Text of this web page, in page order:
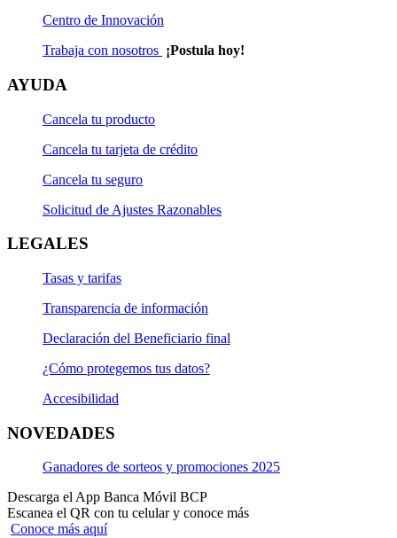
Centro de Innovación
Trabaja con nosotros ¡Postula hoy!
AYUDA
Cancela tu producto
Cancela tu tarjeta de crédito
Cancela tu seguro
Solicitud de Ajustes Razonables
LEGALES
Tasas y tarifas
Transparencia de información
Declaración del Beneficiario final
¿Cómo protegemos tus datos?
Accesibilidad
NOVEDADES
Ganadores de sorteos y promociones 2025
Descarga el App Banca Móvil BCP
Escanea el QR con tu celular y conoce más
Conoce más aquí